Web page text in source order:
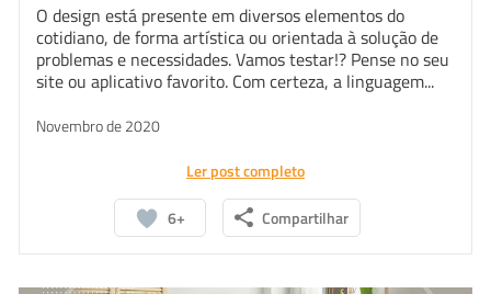
O design está presente em diversos elementos do
cotidiano, de forma artística ou orientada à solução de
problemas e necessidades. Vamos testar!? Pense no seu
site ou aplicativo favorito. Com certeza, a linguagem...
Novembro de 2020
6+ Compartilhar
Ler post completo